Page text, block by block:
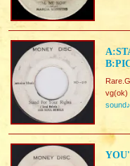
vg(ok)
sound♪